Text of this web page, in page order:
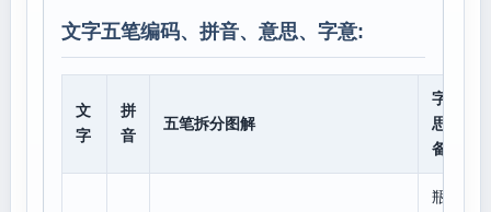
文字五笔编码、拼音、意思、字意:
文
字
拼
音
五笔拆分图解
字意
思、
备注
瓶